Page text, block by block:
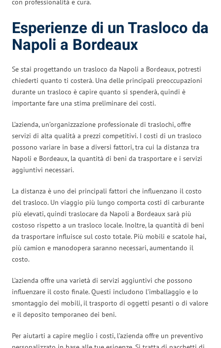
con professionalità e cura.
Esperienze di un Trasloco da
Napoli a Bordeaux
Se stai progettando un trasloco da Napoli a Bordeaux, potresti
chiederti quanto ti costerà. Una delle principali preoccupazioni
durante un trasloco è capire quanto si spenderà, quindi è
importante fare una stima preliminare dei costi.
L’azienda, un’organizzazione professionale di traslochi, offre
servizi di alta qualità a prezzi competitivi. I costi di un trasloco
possono variare in base a diversi fattori, tra cui la distanza tra
Napoli e Bordeaux, la quantità di beni da trasportare e i servizi
aggiuntivi necessari.
La distanza è uno dei principali fattori che influenzano il costo
del trasloco. Un viaggio più lungo comporta costi di carburante
più elevati, quindi traslocare da Napoli a Bordeaux sarà più
costoso rispetto a un trasloco locale. Inoltre, la quantità di beni
da trasportare influisce sul costo totale. Più mobili e scatole hai,
più camion e manodopera saranno necessari, aumentando il
costo.
L’azienda offre una varietà di servizi aggiuntivi che possono
influenzare il costo finale. Questi includono l’imballaggio e lo
smontaggio dei mobili, il trasporto di oggetti pesanti o di valore
e il deposito temporaneo dei beni.
Per aiutarti a capire meglio i costi, l’azienda offre un preventivo